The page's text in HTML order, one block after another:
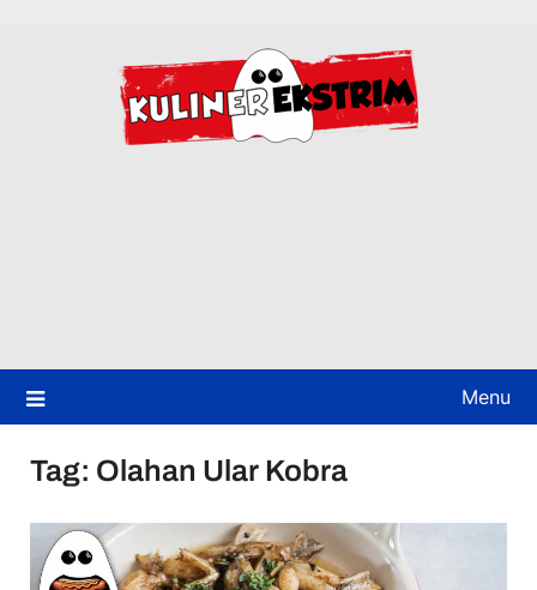
Menu
Tag: Olahan Ular Kobra